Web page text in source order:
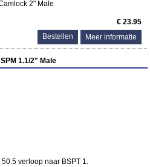
2" Male
€ 23.95
Meer informatie
1.1/2" Male
verloop naar BSPT 1.